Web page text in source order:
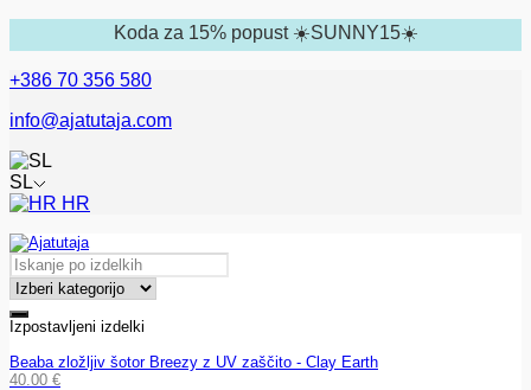
Koda za 15% popust ☀️SUNNY15☀️
+386 70 356 580
info@ajatutaja.com
SL
HR
Izpostavljeni izdelki
Beaba zložljiv šotor Breezy z UV zaščito - Clay Earth
40.00 €